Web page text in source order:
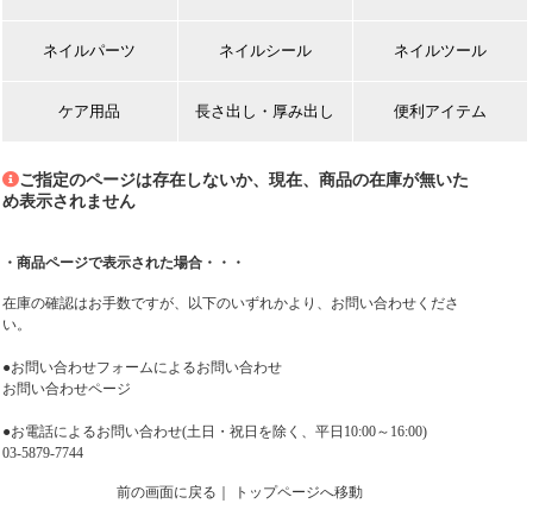
ネイルパーツ ネイルシール ネイルツール
ケア用品 長さ出し・厚み出し 便利アイテム
ご指定のページは存在しないか、現在、商品の在庫が無いた
め表示されません
・商品ページで表示された場合・・・
在庫の確認はお手数ですが、以下のいずれかより、お問い合わせくださ
い。
●お問い合わせフォームによるお問い合わせ
お問い合わせページ
●お電話によるお問い合わせ(土日・祝日を除く、平日10:00～16:00)
03-5879-7744
前の画面に戻る トップページへ移動